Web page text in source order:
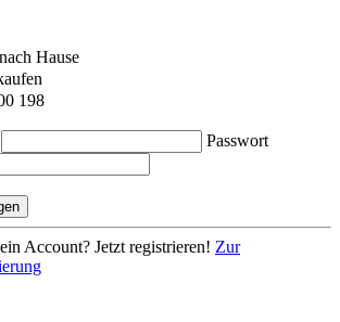
Hause
198
Passwort
Account? Jetzt registrieren! Zur